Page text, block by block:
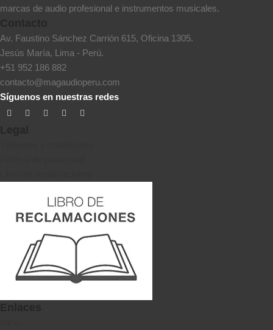
marcas de audio profesional e instrumentos musicales.
Av. Faustino Sánchez Carrión 615, Oficina 1305.
Jesús María, Lima - Perú.
+51 952 186 882
contacto@magaudioperu.com
Síguenos en nuestras redes